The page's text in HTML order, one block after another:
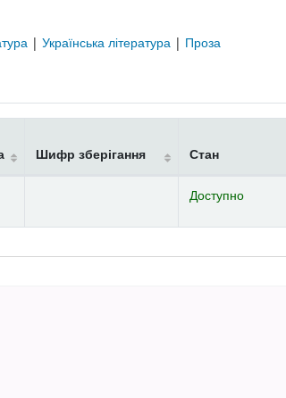
| Українська література | Проза
Шифр зберігання Стан
Доступно